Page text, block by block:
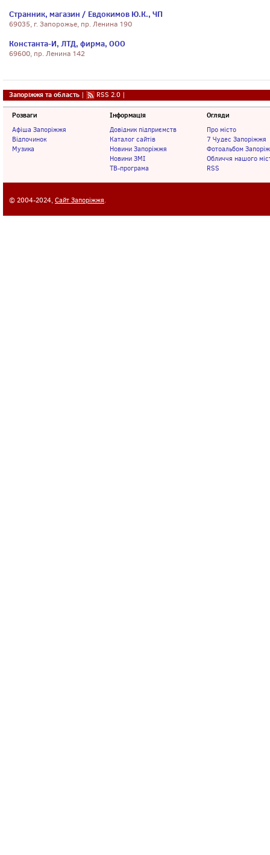
Странник, магазин / Евдокимов Ю.К., ЧП
69035, г. Запорожье, пр. Ленина 190
Константа-И, ЛТД, фирма, ООО
69600, пр. Ленина 142
Запоріжжя та область | RSS 2.0 |
Розваги
Афіша Запоріжжя
Відпочинок
Музика
Інформація
Довідник підприємств
Каталог сайтів
Новини Запоріжжя
Новини ЗМІ
ТВ-програма
Огляди
Про місто
7 Чудес Запоріжжя
Фотоальбом
Обличчя нашого
RSS
© 2004-2024, Сайт Запоріжжя.